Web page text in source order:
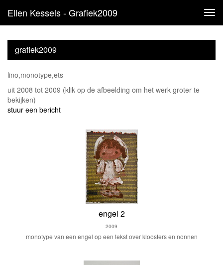
Ellen Kessels - Grafiek2009
grafiek2009
lino,monotype,ets
uit 2008 tot 2009 (klik op de afbeelding om het werk groter te
bekijken)
stuur een bericht
engel 2
2009
monotype van een engel op een tekst over kloosters en nonnen